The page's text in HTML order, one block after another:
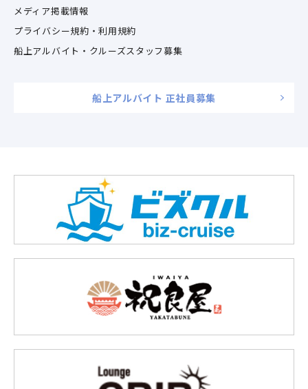
メディア掲載情報
プライバシー規約・利用規約
船上アルバイト・クルーズスタッフ募集
船上アルバイト 正社員募集